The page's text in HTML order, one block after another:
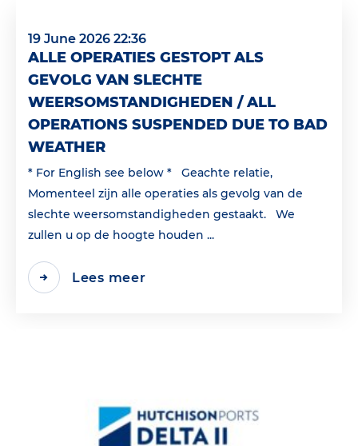
19 June 2026 22:36
ALLE OPERATIES GESTOPT ALS
GEVOLG VAN SLECHTE
WEERSOMSTANDIGHEDEN / ALL
OPERATIONS SUSPENDED DUE TO BAD
WEATHER
* For English see below * Geachte relatie,
Momenteel zijn alle operaties als gevolg van de
slechte weersomstandigheden gestaakt. We
zullen u op de hoogte houden ...
Lees meer